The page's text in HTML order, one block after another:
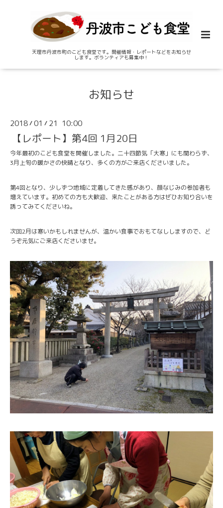
天理市丹波市町のこども食堂です。開催情報・レポートなどをお知らせ
します。ボランティアも募集中！
お知らせ
2018/01 / 21 10:00
【レポート】第4回 1月20日
今年最初のこども食堂を開催しました。二十四節気「大寒」にも関わらず、
3月上旬の暖かさの快晴となり、多くの方がご来店くださいました。
第4回となり、少しずつ地域に定着してきた感があり、顔なじみの参加者も
増えています。初めての方も大歓迎、来たことがある方はぜひお知り合いを
誘ってみてくださいね。
次回2月は寒いかもしれませんが、温かい食事でおもてなししますので、ど
うぞ元気にご来店くださいませ。